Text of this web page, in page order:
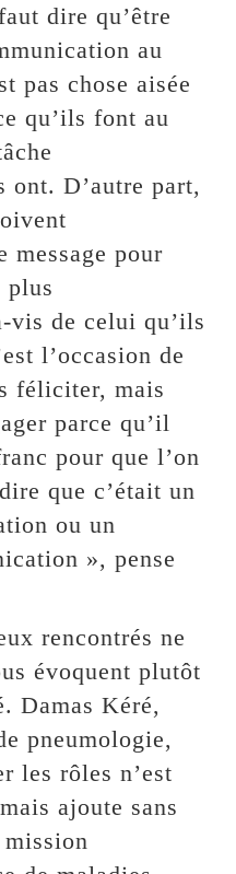
dire qu’être
au
pas chose aisée
qu’ils font au
ont. D’autre part,
message pour
plus
vis de celui qu’ils
l’occasion de
féliciter, mais
parce qu’il
pour que l’on
que c’était un
ou un
», pense
rencontrés ne
évoquent plutôt
Damas Kéré,
pneumologie,
les rôles n’est
ajoute sans
mission